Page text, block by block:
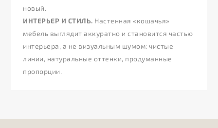
новый.
ИНТЕРЬЕР И СТИЛЬ. Настенная «кошачья»
мебель выглядит аккуратно и становится частью
интерьера, а не визуальным шумом: чистые
линии, натуральные оттенки, продуманные
пропорции.